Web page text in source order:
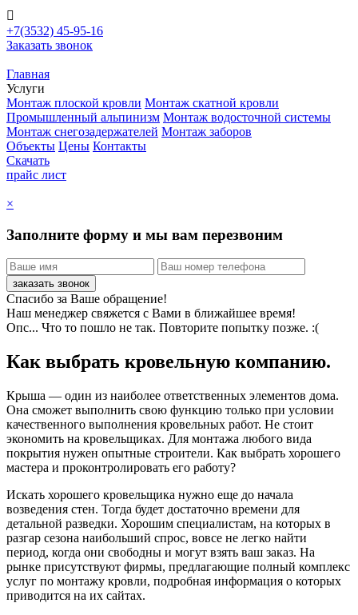

+7(3532) 45-95-16
Заказать звонок
Главная
Услуги
Монтаж плоской кровли Монтаж скатной кровли
Промышленный альпинизм Монтаж водосточной системы
Монтаж снегозадержателей Монтаж заборов
Объекты Цены Контакты
Скачать
прайс лист
×
Заполните форму и мы вам перезвоним
Спасибо за Ваше обращение!
Наш менеджер свяжется с Вами в ближайшее время!
Опс... Что то пошло не так. Повторите попытку позже. :(
Как выбрать кровельную компанию.
Крыша — один из наиболее ответственных элементов дома.
Она сможет выполнить свою функцию только при условии
качественного выполнения кровельных работ. Не стоит
экономить на кровельщиках. Для монтажа любого вида
покрытия нужен опытные строители. Как выбрать хорошего
мастера и проконтролировать его работу?
Искать хорошего кровельщика нужно еще до начала
возведения стен. Тогда будет достаточно времени для
детальной разведки. Хорошим специалистам, на которых в
разгар сезона наибольший спрос, вовсе не легко найти
период, когда они свободны и могут взять ваш заказ. На
рынке присутствуют фирмы, предлагающие полный комплекс
услуг по монтажу кровли, подробная информация о которых
приводится на их сайтах.